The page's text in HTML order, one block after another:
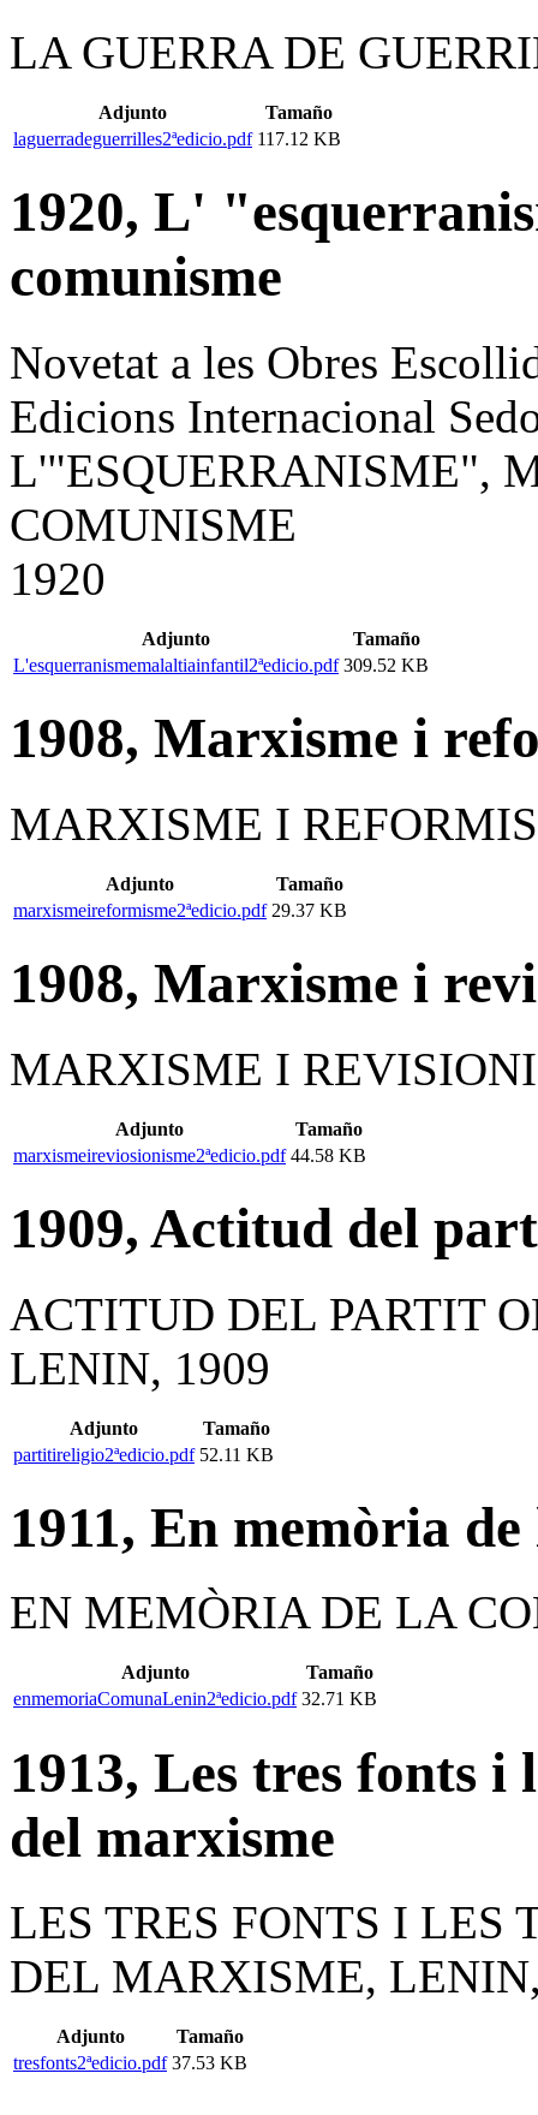
LA GUERRA DE
Adjunto
Tamaño
laguerradeguerrilles2ªedicio.pdf 117.12 KB
1920, L'
comunisme
Novetat a les Obres
Edicions Internacional
L'"ESQUERRANISME",
COMUNISME
1920
Adjunto
Tamaño
L'esquerranismemalaltiainfantil2ªedicio.pdf 309.52 KB
1908, Marxisme i
MARXISME I
Adjunto
Tamaño
marxismeireformisme2ªedicio.pdf 29.37 KB
1908, Marxisme i
MARXISME I
Adjunto
Tamaño
marxismeireviosionisme2ªedicio.pdf 44.58 KB
1909, Actitud del
ACTITUD DEL PARTIT
LENIN, 1909
Adjunto
Tamaño
partitireligio2ªedicio.pdf 52.11 KB
1911, En memòria
EN MEMÒRIA DE LA
Adjunto
Tamaño
enmemoriaComunaLenin2ªedicio.pdf 32.71 KB
1913, Les tres fonts i
del marxisme
LES TRES FONTS I LES
DEL MARXISME,
Adjunto
Tamaño
tresfonts2ªedicio.pdf 37.53 KB